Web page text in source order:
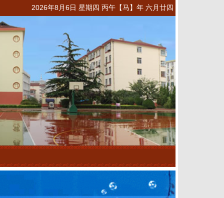
2026年8月6日 星期四 丙午【马】年 六月廿四